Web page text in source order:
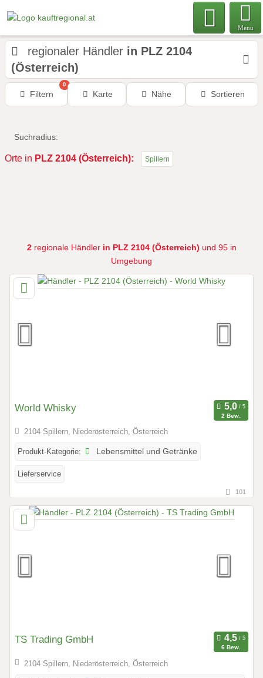
Menu
regionaler Händler in PLZ 2104
(Österreich)
Filtern
0
Karte Nähe Sortieren
Suchradius:
Orte in PLZ 2104 (Österreich): Spillern
2regionale Händler in PLZ 2104 (Österreich) und 95 in
Umgebung
World Whisky
2 Bew.
2104 Spillern, Niederösterreich, Österreich
Produkt-Kategorie: Lebensmittel und Getränke
Lieferservice
101
TS Trading GmbH
6 Bew.
2104 Spillern, Niederösterreich, Österreich